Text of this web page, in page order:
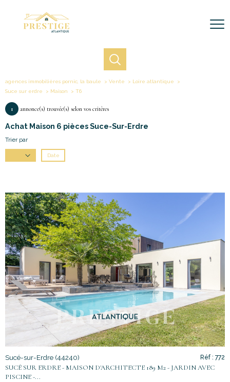
agences immobilières pornic, la baule Vente
Loire atlantique
Suce sur erdre
Maison T6
1 annonce(s) trouvée(s) selon vos critères
Achat Maison 6 pièces Suce-Sur-Erdre
Trier par
Date
voir le
bien
Sucé-sur-Erdre (44240)
SUCÉ SUR ERDRE - MAISON D'ARCHITECTE 189 M2 - JARDIN AVEC
PISCINE -...
Réf : 772